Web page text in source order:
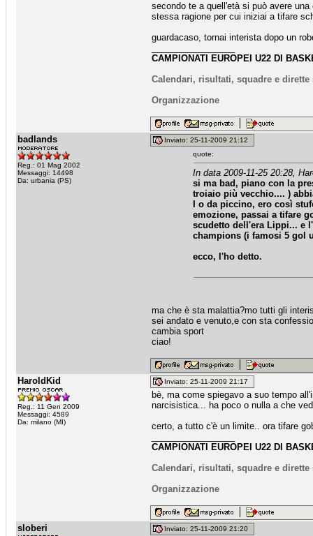
secondo te a quell'età si può avere
stessa ragione per cui iniziai a tifare
guardacaso, tornai interista dopo un
CAMPIONATI EUROPEI U22 DI
Calendari, risultati, squadre e dirette
Organizzazione
badlands
Reg.: 01 Mag 2002
Messaggi: 14498
Da: urbania (PS)
Inviato: 25-11-2009 21:12
quote:
In data 2009-11-25 20:28,
si ma bad, piano con la
troiaio più vecchio.... )
I o da piccino, ero così
emozione, passai a tifare
scudetto dell'era Lippi... e
champions (i famosi 5 gol
ecco, l'ho detto.
ma che è sta malattia?mo tutti gli
sei andato e venuto,e con sta
cambia sport
ciao!
HaroldKid
Reg.: 11 Gen 2009
Messaggi: 4589
Da: milano (MI)
Inviato: 25-11-2009 21:17
bè, ma come spiegavo a suo tempo
narcisistica... ha poco o nulla a che
certo, a tutto c'è un limite.. ora tifare
CAMPIONATI EUROPEI U22 DI
Calendari, risultati, squadre e dirette
Organizzazione
sloberi Inviato: 25-11-2009 21:20